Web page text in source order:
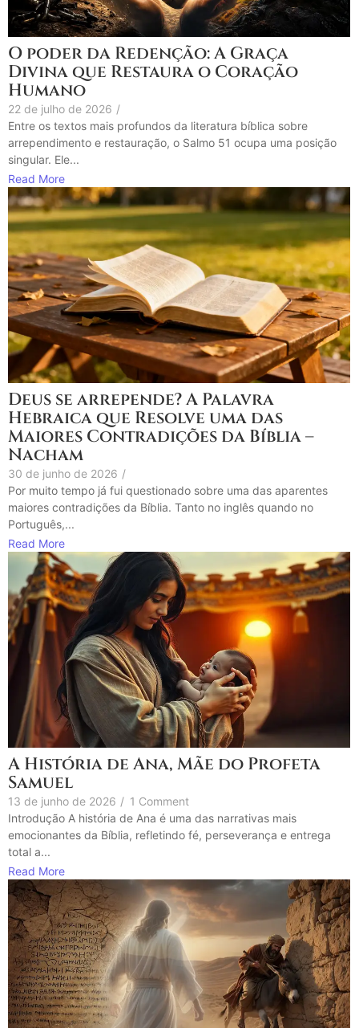
O poder da Redenção: A Graça
Divina que Restaura o Coração
Humano
22 de julho de 2026 /
Entre os textos mais profundos da literatura bíblica sobre
arrependimento e restauração, o Salmo 51 ocupa uma posição
singular. Ele...
Read More
Deus se arrepende? A Palavra
Hebraica que Resolve uma das
Maiores Contradições da Bíblia –
Nacham
30 de junho de 2026 /
Por muito tempo já fui questionado sobre uma das aparentes
maiores contradições da Bíblia. Tanto no inglês quando no
Português,...
Read More
A História de Ana, Mãe do Profeta
Samuel
13 de junho de 2026 / 1 Comment
Introdução A história de Ana é uma das narrativas mais
emocionantes da Bíblia, refletindo fé, perseverança e entrega
total a...
Read More